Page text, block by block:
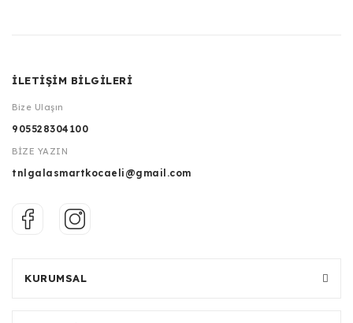
İLETİŞİM BİLGİLERİ
Bize Ulaşın
905528304100
BİZE YAZIN
tnlgalasmartkocaeli@gmail.com
KURUMSAL